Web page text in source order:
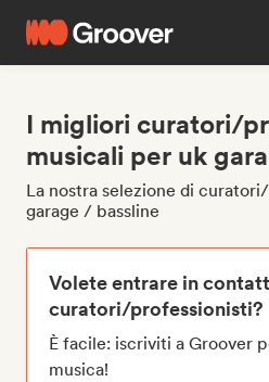
I migliori curatori/
musicali per uk
La nostra selezione di
garage / bassline
Volete entrare in
curatori/professionisti?
È facile: iscriviti a Groover
musica!